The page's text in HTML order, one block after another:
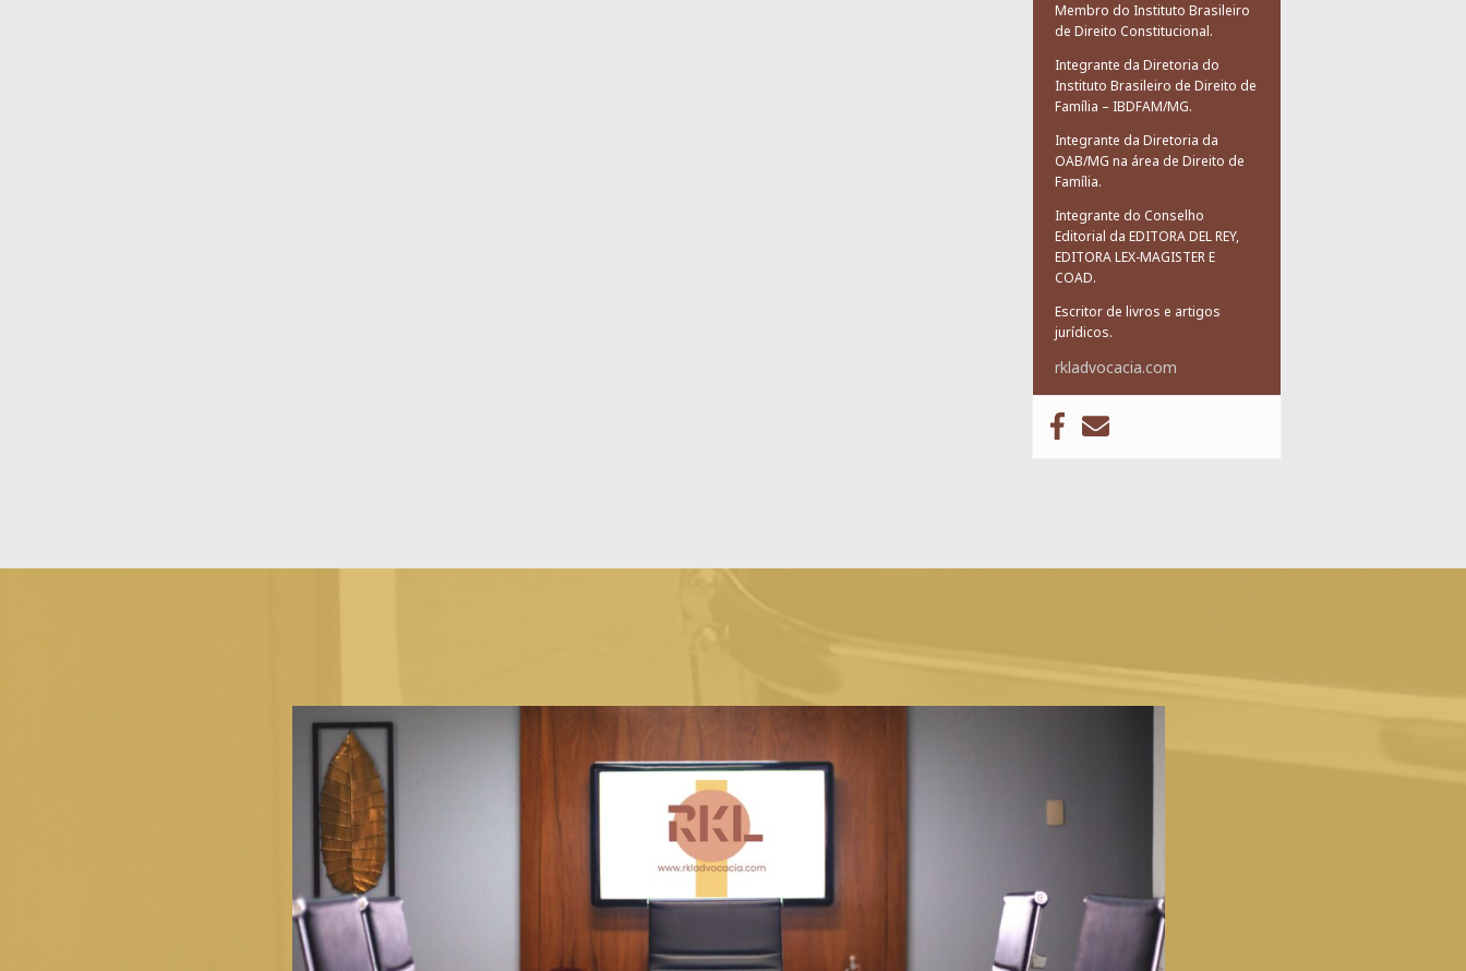
Membro do Instituto Brasileiro
de Direito Constitucional.
Integrante da Diretoria do
Instituto Brasileiro de Direito de
Família – IBDFAM/MG.
Integrante da Diretoria da
OAB/MG na área de Direito de
Família.
Integrante do Conselho
Editorial da EDITORA DEL REY,
EDITORA LEX-MAGISTER E
COAD.
Escritor de livros e artigos
jurídicos.
rkladvocacia.com